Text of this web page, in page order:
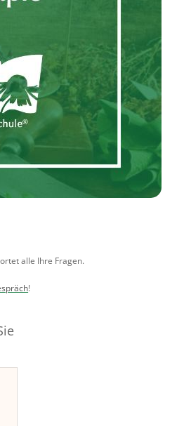
alle Ihre Fragen.
!